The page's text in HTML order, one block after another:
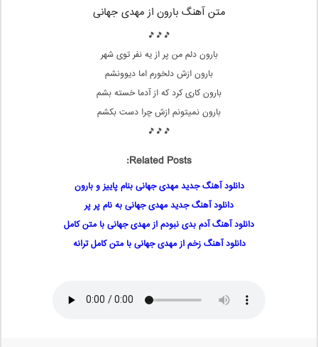
متن آهنگ بارون از مهدی جهانی
🎵🎵🎵
بارون دلم من پر از یه نفر توی شهر
بارون ازش دلخورم اما دیوونشم
بارون کاری کرد که از آدما خسته بشم
بارون نمیتونم ازش چرا دست بکشم
🎵🎵🎵
Related Posts:
دانلود آهنگ جدید مهدی جهانی بنام پاییز و بارون
دانلود آهنگ جدید مهدی جهانی به نام پر پر
دانلود آهنگ آدم بدی نبودم از مهدی جهانی با متن کامل
دانلود آهنگ زخم از مهدی جهانی با متن کامل ترانه